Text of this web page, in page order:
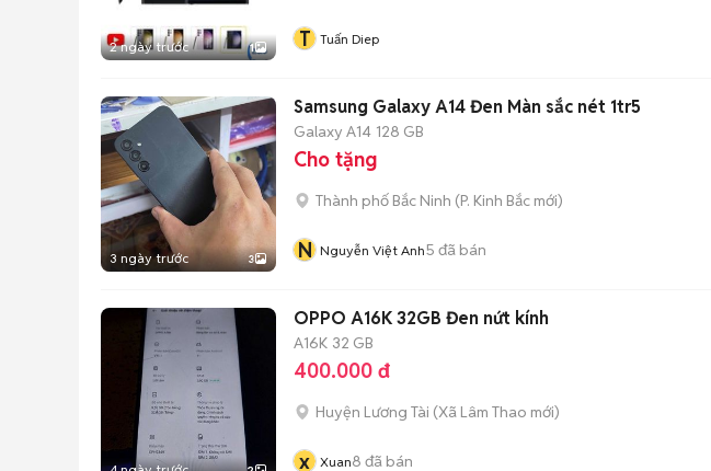
2 ngày trước 1 T Tuấn Diep
3 ngày trước 3
Samsung Galaxy A14 Đen Màn sắc nét 1tr5
Galaxy A14 128 GB
Cho tặng
Thành phố Bắc Ninh (P. Kinh Bắc mới)
N Nguyễn Việt Anh5 đã bán
OPPO A16K 32GB Đen nứt kính
A16K 32 GB
400.000 đ
Huyện Lương Tài (Xã Lâm Thao mới)
x Xuan8 đã bán